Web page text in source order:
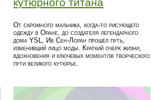
От скромного мальчика, когда‑то рисующего
одежду в Оране, до создателя легендарного
дома YSL, Ив Сен-Лоран прошёл путь,
изменивший лицо моды. Краткий очерк жизни,
вдохновения и ключевых моментов творческого
пути великого кутюрье.